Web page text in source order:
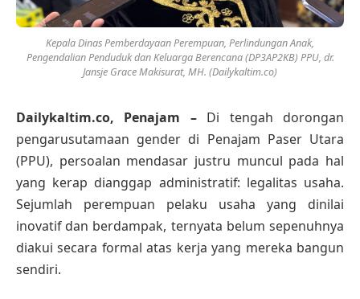
Kepala Dinas Pemberdayaan Perempuan, Perlindungan Anak,
Pengendalian Penduduk dan Keluarga Berencana (DP3AP2KB) PPU, dr.
Jansje Grace Makisurat, MH. (Dailykaltim.co)
Dailykaltim.co, Penajam – Di tengah dorongan
pengarusutamaan gender di Penajam Paser Utara
(PPU), persoalan mendasar justru muncul pada hal
yang kerap dianggap administratif: legalitas usaha.
Sejumlah perempuan pelaku usaha yang dinilai
inovatif dan berdampak, ternyata belum sepenuhnya
diakui secara formal atas kerja yang mereka bangun
sendiri.